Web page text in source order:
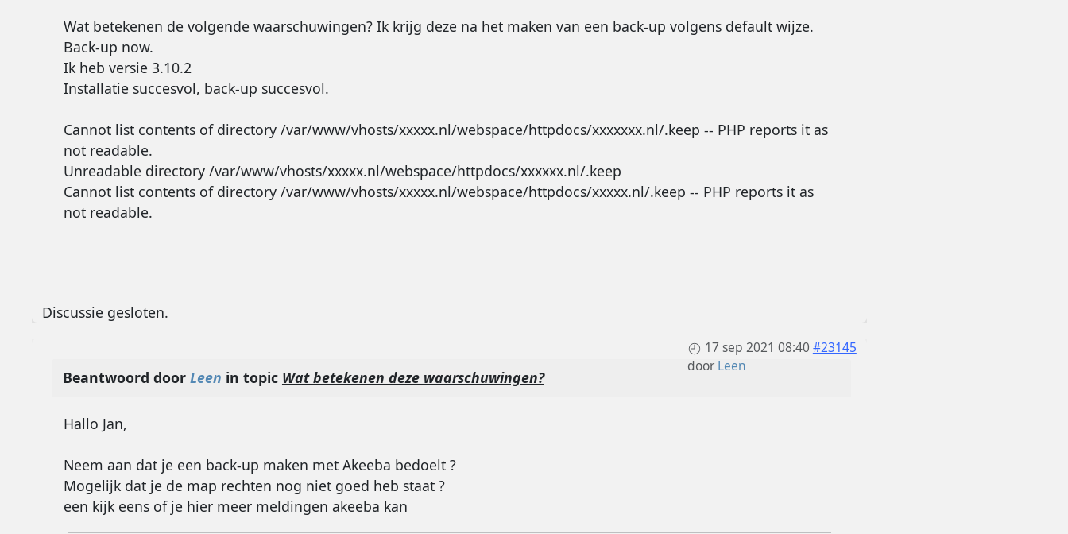
Wat betekenen de volgende waarschuwingen? Ik krijg deze na het maken van een back-up volgens default wijze.
Back-up now.
Ik heb versie 3.10.2
Installatie succesvol, back-up succesvol.
Cannot list contents of directory /var/www/vhosts/xxxxx.nl/webspace/httpdocs/xxxxxxx.nl/.keep -- PHP reports it as
not readable.
Unreadable directory /var/www/vhosts/xxxxx.nl/webspace/httpdocs/xxxxxx.nl/.keep
Cannot list contents of directory /var/www/vhosts/xxxxx.nl/webspace/httpdocs/xxxxx.nl/.keep -- PHP reports it as
not readable.
Discussie gesloten.
17 sep 2021 08:40 #23145
door Leen
Beantwoord door Leen in topic Wat betekenen deze waarschuwingen?
Hallo Jan,
Neem aan dat je een back-up maken met Akeeba bedoelt ?
Mogelijk dat je de map rechten nog niet goed heb staat ?
een kijk eens of je hier meer meldingen akeeba kan